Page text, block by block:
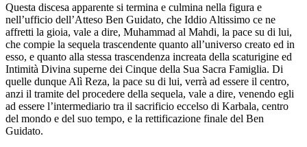
Questa discesa apparente si termina e culmina nella figura e
nell’ufficio dell’Atteso Ben Guidato, che Iddio Altissimo ce ne
affretti la gioia, vale a dire, Muhammad al Mahdi, la pace su di lui,
che compie la sequela trascendente quanto all’universo creato ed in
esso, e quanto alla stessa trascendenza increata della scaturigine ed
Intimità Divina superne dei Cinque della Sua Sacra Famiglia. Di
quelle dunque Alì Reza, la pace su di lui, verrà ad essere il centro,
anzi il tramite del procedere della sequela, vale a dire, venendo egli
ad essere l’intermediario tra il sacrificio eccelso di Karbala, centro
del mondo e del suo tempo, e la rettificazione finale del Ben
Guidato.